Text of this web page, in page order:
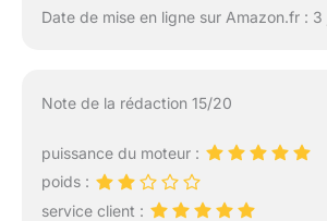
Date de mise en ligne sur Amazon.fr :
Note de la rédaction 15/20
puissance du moteur :
poids :
service client :